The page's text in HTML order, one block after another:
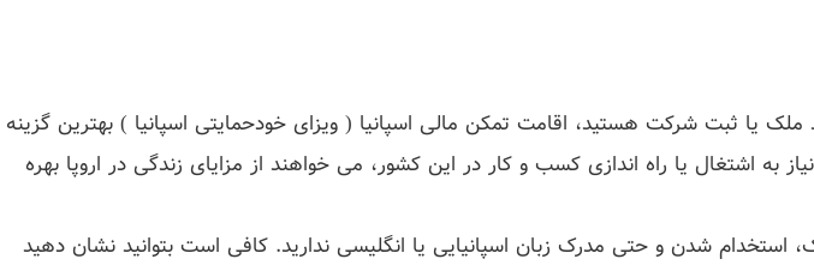
یا ثبت شرکت هستید، اقامت تمکن مالی اسپانیا ( ویزای خودحمایتی اسپانیا ) بهترین گزینه
به اشتغال یا راه اندازی کسب و کار در این کشور، می خواهند از مزایای زندگی در اروپا بهره
استخدام شدن و حتی مدرک زبان اسپانیایی یا انگلیسی ندارید. کافی است بتوانید نشان دهید